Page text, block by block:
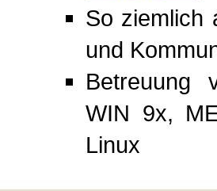
So ziemlich
und
Betreuung
WIN 9x,
Linux